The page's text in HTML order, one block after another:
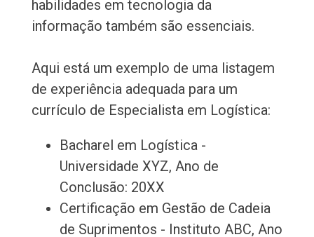
habilidades em tecnologia da
informação também são essenciais.
Aqui está um exemplo de uma listagem
de experiência adequada para um
currículo de Especialista em Logística:
Bacharel em Logística -
Universidade XYZ, Ano de
Conclusão: 20XX
Certificação em Gestão de Cadeia
de Suprimentos - Instituto ABC, Ano